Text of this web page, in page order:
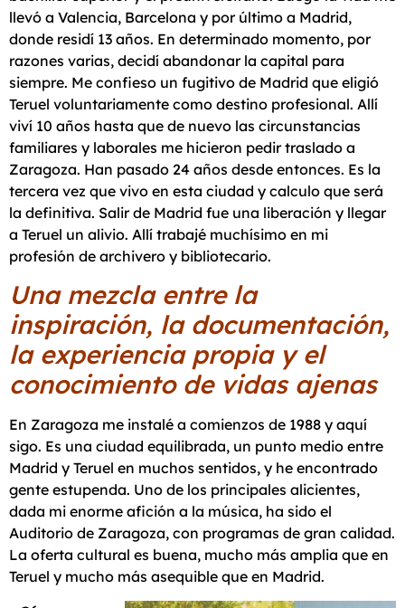
llevó a Valencia, Barcelona y por último a Madrid,
donde residí 13 años. En determinado momento, por
razones varias, decidí abandonar la capital para
siempre. Me confieso un fugitivo de Madrid que eligió
Teruel voluntariamente como destino profesional. Allí
viví 10 años hasta que de nuevo las circunstancias
familiares y laborales me hicieron pedir traslado a
Zaragoza. Han pasado 24 años desde entonces. Es la
tercera vez que vivo en esta ciudad y calculo que será
la definitiva. Salir de Madrid fue una liberación y llegar
a Teruel un alivio. Allí trabajé muchísimo en mi
profesión de archivero y bibliotecario.
Una mezcla entre la
inspiración, la documentación,
la experiencia propia y el
conocimiento de vidas ajenas
En Zaragoza me instalé a comienzos de 1988 y aquí
sigo. Es una ciudad equilibrada, un punto medio entre
Madrid y Teruel en muchos sentidos, y he encontrado
gente estupenda. Uno de los principales alicientes,
dada mi enorme afición a la música, ha sido el
Auditorio de Zaragoza, con programas de gran calidad.
La oferta cultural es buena, mucho más amplia que en
Teruel y mucho más asequible que en Madrid.